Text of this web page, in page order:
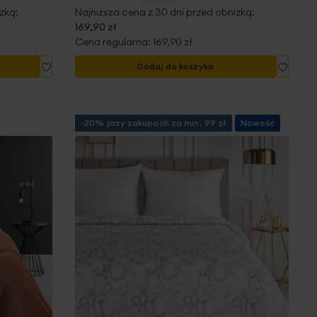
do
Najniższa cena z 30 dni przed obniżką:
169,90 zł
Cena regularna: 169,90 zł
Dodaj do koszyka
Dodaj
do
-20% przy zakupach za min. 99 zł Nowość